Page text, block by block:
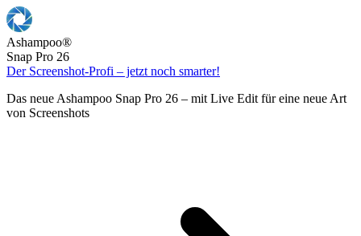
Ashampoo®
Snap Pro 26
Der Screenshot-Profi – jetzt noch smarter!
Das neue Ashampoo Snap Pro 26 – mit Live Edit für eine neue Art
von Screenshots